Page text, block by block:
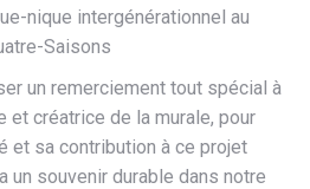
nique intergénérationnel au
Saisons
un remerciement tout spécial à
et créatrice de la murale, pour
et sa contribution à ce projet
un souvenir durable dans notre